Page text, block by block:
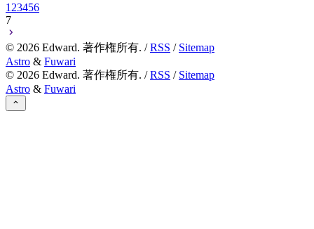
1 23456
7
© 2026 Edward. 著作権所有. /RSS / Sitemap
Astro & Fuwari
© 2026 Edward. 著作権所有. /RSS / Sitemap
Astro & Fuwari